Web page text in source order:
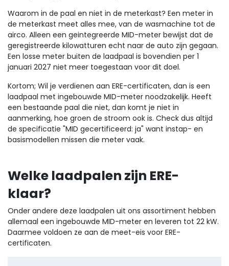
Waarom in de paal en niet in de meterkast? Een meter in
de meterkast meet alles mee, van de wasmachine tot de
airco. Alleen een geintegreerde MID-meter bewijst dat de
geregistreerde kilowatturen echt naar de auto zijn gegaan.
Een losse meter buiten de laadpaal is bovendien per 1
januari 2027 niet meer toegestaan voor dit doel.
Kortom; Wil je verdienen aan ERE-certificaten, dan is een
laadpaal met ingebouwde MID-meter noodzakelijk. Heeft
een bestaande paal die niet, dan komt je niet in
aanmerking, hoe groen de stroom ook is. Check dus altijd
de specificatie "MID gecertificeerd: ja" want instap- en
basismodellen missen die meter vaak.
Welke laadpalen zijn ERE-
klaar?
Onder andere deze laadpalen uit ons assortiment hebben
allemaal een ingebouwde MID-meter en leveren tot 22 kW.
Daarmee voldoen ze aan de meet-eis voor ERE-
certificaten.